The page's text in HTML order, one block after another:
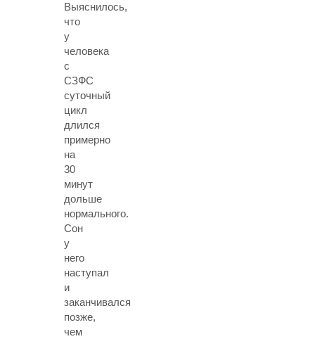
Выяснилось,
что
у
человека
с
СЗФС
суточный
цикл
длился
примерно
на
30
минут
дольше
нормального.
Сон
у
него
наступал
и
заканчивался
позже,
чем